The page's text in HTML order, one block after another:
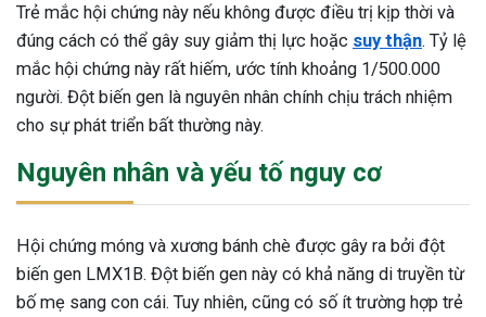
Trẻ mắc hội chứng này nếu không được điều trị kịp thời và
đúng cách có thể gây suy giảm thị lực hoặc suy thận. Tỷ lệ
mắc hội chứng này rất hiếm, ước tính khoảng 1/500.000
người. Đột biến gen là nguyên nhân chính chịu trách nhiệm
cho sự phát triển bất thường này.
Nguyên nhân và yếu tố nguy cơ
Hội chứng móng và xương bánh chè được gây ra bởi đột
biến gen LMX1B. Đột biến gen này có khả năng di truyền từ
bố mẹ sang con cái. Tuy nhiên, cũng có số ít trường hợp trẻ